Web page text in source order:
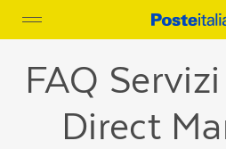
header
pagina
Toggle
navigation
FAQ
Direct